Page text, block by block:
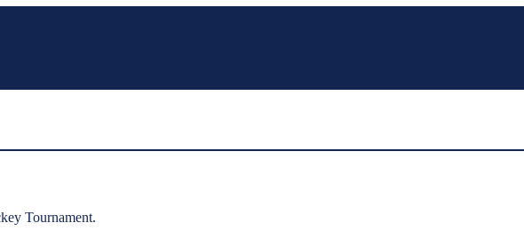
Tournament.